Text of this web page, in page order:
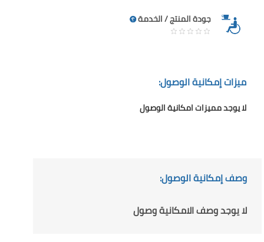
جودة المنتج / الخدمة
ميزات إمكانية الوصول:
لا يوجد مميزات امكانية الوصول
وصف إمكانية الوصول:
لا يوجد وصف الامكانية وصول